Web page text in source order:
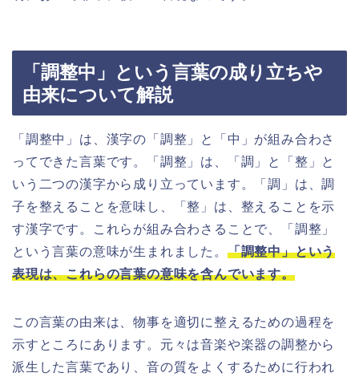
「調整中」という言葉の成り立ちや
由来について解説
「調整中」は、漢字の「調整」と「中」が組み合わさ
ってできた言葉です。「調整」は、「調」と「整」と
いう二つの漢字から成り立っています。「調」は、調
子を整えることを意味し、「整」は、整えることを示
す漢字です。これらが組み合わさることで、「調整」
という言葉の意味が生まれました。 「調整中」という
表現は、これらの言葉の意味を含んでいます。
この言葉の由来は、物事を適切に整えるための過程を
示すところにあります。元々は音楽や楽器の調整から
派生した言葉であり、音の質をよくするために行われ